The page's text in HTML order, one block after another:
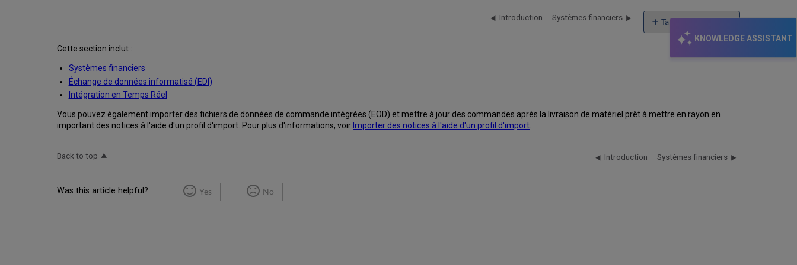
KNOWLEDGE ASSISTANT
Table of contents
No
headers
Introduction Systèmes financiers
Cette section inclut :
Systèmes financiers
Échange de données informatisé (EDI)
Intégration en Temps Réel
Vous pouvez également importer des fichiers de données de commande intégrées (EOD) et mettre à jour des commandes après la livraison de matériel prêt à mettre en rayon en
important des notices à l'aide d'un profil d'import. Pour plus d'informations, voir Importer des notices à l'aide d'un profil d'import.
Back to top Introduction Systèmes financiers
Was this article helpful? Yes No